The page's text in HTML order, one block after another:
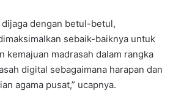
dengan betul-betul,
sebaik-baiknya untuk
kemajuan madrasah dalam rangka
digital sebagaimana harapan dan
agama pusat,” ucapnya.